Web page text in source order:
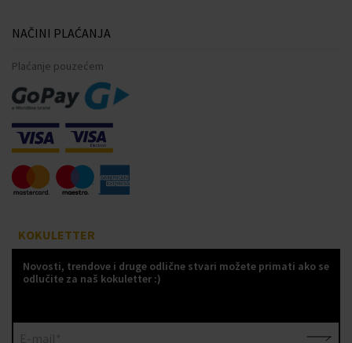
NAČINI PLAĆANJA
Plaćanje pouzećem
KOKULETTER
Novosti, trendove i druge odlične stvari možete primati ako se
odlučite za naš kokuletter :)